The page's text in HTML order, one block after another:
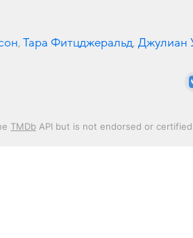
, Тара Фитцджеральд, Джулиан
TMDb API but is not endorsed or certified